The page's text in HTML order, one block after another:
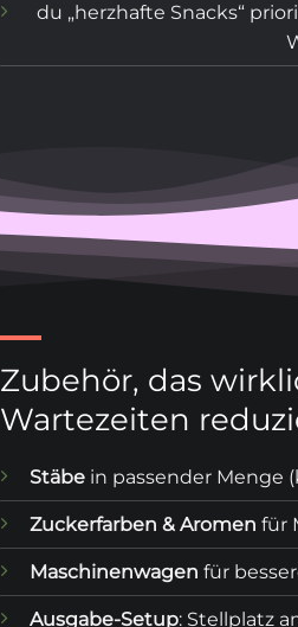
du „herzhafte Snacks“
Zubehör, das
Wartezeiten
Stäbe in passender Menge
Zuckerfarben & Aromen für
Maschinenwagen für
Ausgabe-Setup: Stellplatz